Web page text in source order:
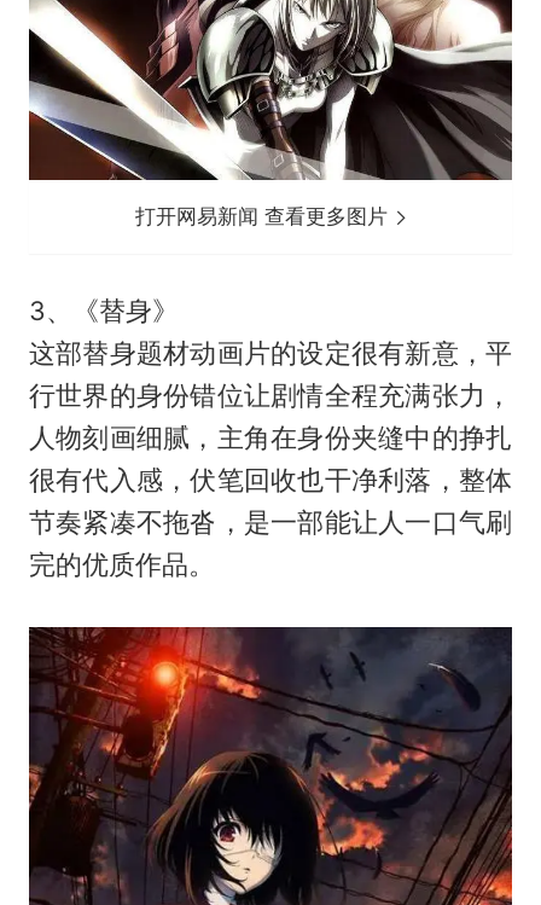
打开网易新闻 查看更多图片
3、《替身》
这部替身题材动画片的设定很有新意，平
行世界的身份错位让剧情全程充满张力，
人物刻画细腻，主角在身份夹缝中的挣扎
很有代入感，伏笔回收也干净利落，整体
节奏紧凑不拖沓，是一部能让人一口气刷
完的优质作品。